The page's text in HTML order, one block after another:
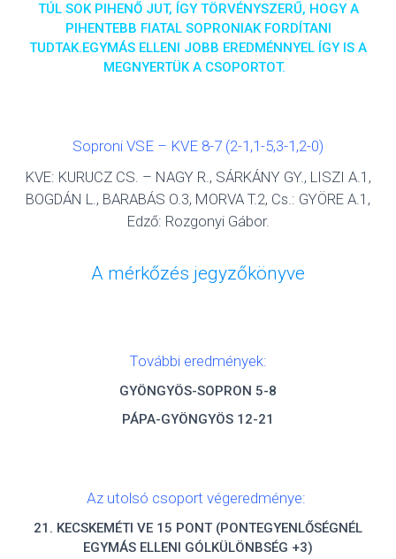
TÚL SOK PIHENŐ JUT, ÍGY TÖRVÉNYSZERŰ, HOGY A
PIHENTEBB FIATAL SOPRONIAK FORDÍTANI
TUDTAK.EGYMÁS ELLENI JOBB EREDMÉNNYEL ÍGY IS A
MEGNYERTÜK A CSOPORTOT.
Soproni VSE – KVE 8-7 (2-1,1-5,3-1,2-0)
KVE: KURUCZ CS. – NAGY R., SÁRKÁNY GY., LISZI A.1,
BOGDÁN L., BARABÁS O.3, MORVA T.2, Cs.: GYÖRE A.1,
Edző: Rozgonyi Gábor.
A mérkőzés jegyzőkönyve
További eredmények:
GYÖNGYÖS-SOPRON 5-8
PÁPA-GYÖNGYÖS 12-21
Az utolsó csoport végeredménye:
21. KECSKEMÉTI VE 15 PONT (PONTEGYENLŐSÉGNÉL
EGYMÁS ELLENI GÓLKÜLÖNBSÉG +3)